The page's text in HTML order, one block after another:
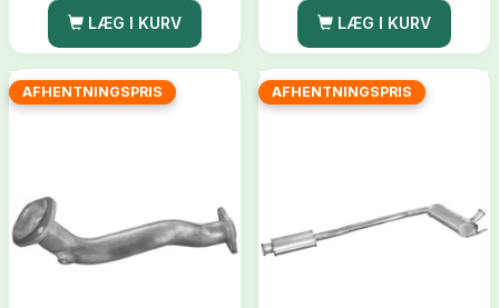
LÆG I KURV LÆG I KURV
AFHENTNINGSPRIS AFHENTNINGSPRIS